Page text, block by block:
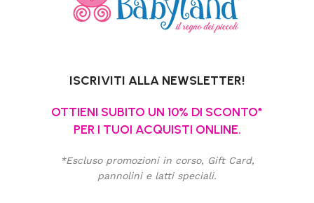
ISCRIVITI ALLA NEWSLETTER!
OTTIENI SUBITO UN 10% DI SCONTO*
PER I TUOI ACQUISTI ONLINE.
*Escluso promozioni in corso, Gift Card,
pannolini e latti speciali.